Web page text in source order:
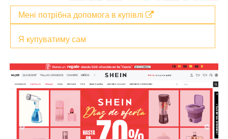
Я купуватиму сам
Мені потрібна допомога в купівлі